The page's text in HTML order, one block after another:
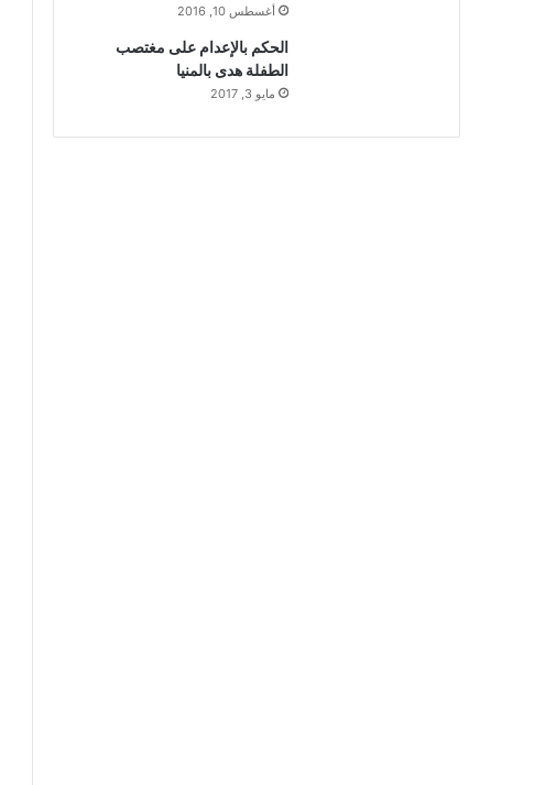
أغسطس 10, 2016
الحكم بالإعدام على مغتصب
الطفلة هدى بالمنيا
مايو 3, 2017